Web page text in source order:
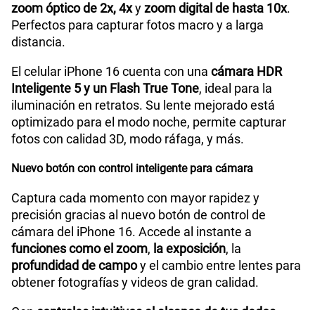
zoom óptico de 2x, 4xyzoom digital de hasta 10x.
Perfectos para capturar fotos macro y a larga
distancia.
El celular iPhone 16 cuenta con una cámara HDR
Inteligente 5 y un Flash True Tone, ideal para la
iluminación en retratos. Su lente mejorado está
optimizado para el modo noche, permite capturar
fotos con calidad 3D, modo ráfaga, y más.
Nuevo botón con control inteligente para cámara
Captura cada momento con mayor rapidez y
precisión gracias al nuevo botón de control de
cámara del iPhone 16. Accede al instante a
funciones como el zoom, la exposición, la
profundidad de campoy el cambio entre lentes para
obtener fotografías y videos de gran calidad.